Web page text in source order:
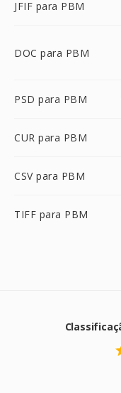
JFIF para PBM
DOC para PBM
PSD para PBM
CUR para PBM
CSV para PBM
TIFF para PBM